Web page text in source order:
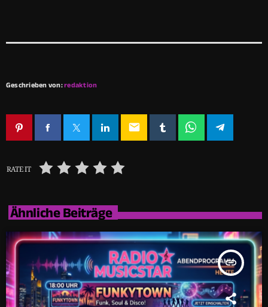
Geschrieben von:redaktion
email
RATE IT
Ähnliche Beiträge
insert_link